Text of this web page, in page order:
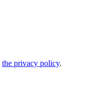
the privacy policy.